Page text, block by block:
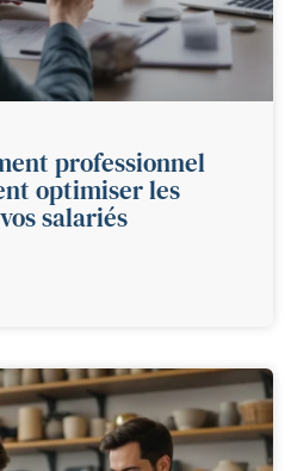
professionnel
optimiser les
salariés